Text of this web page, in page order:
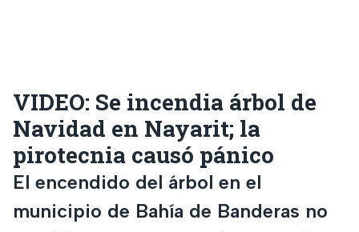
VIDEO: Se incendia árbol de
Navidad en Nayarit; la
pirotecnia causó pánico
El encendido del árbol en el
municipio de Bahía de Banderas no